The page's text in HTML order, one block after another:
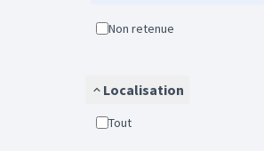
Non retenue
Localisation
Tout